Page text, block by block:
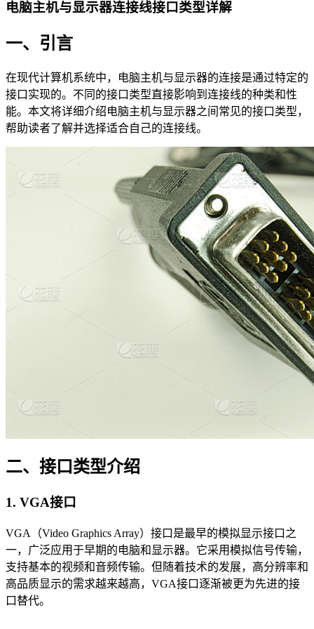
电脑主机与显示器连接线接口类型详解
一、引言
在现代计算机系统中，电脑主机与显示器的连接是通过特定的
接口实现的。不同的接口类型直接影响到连接线的种类和性
能。本文将详细介绍电脑主机与显示器之间常见的接口类型，
帮助读者了解并选择适合自己的连接线。
二、接口类型介绍
1. VGA接口
VGA（Video Graphics Array）接口是最早的模拟显示接口之
一，广泛应用于早期的电脑和显示器。它采用模拟信号传输，
支持基本的视频和音频传输。但随着技术的发展，高分辨率和
高品质显示的需求越来越高，VGA接口逐渐被更为先进的接
口替代。